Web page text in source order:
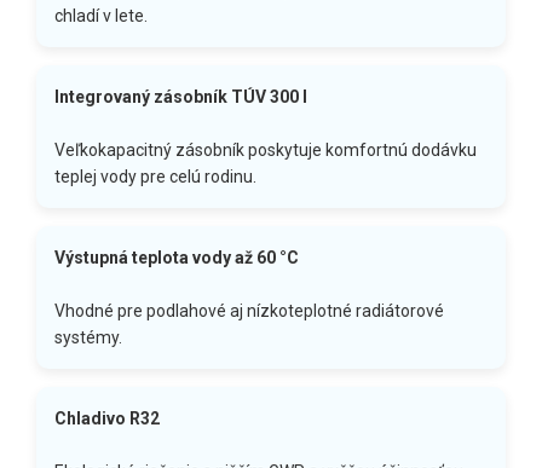
chladí v lete.
Integrovaný zásobník TÚV 300 l
Veľkokapacitný zásobník poskytuje komfortnú dodávku
teplej vody pre celú rodinu.
Výstupná teplota vody až 60 °C
Vhodné pre podlahové aj nízkoteplotné radiátorové
systémy.
Chladivo R32